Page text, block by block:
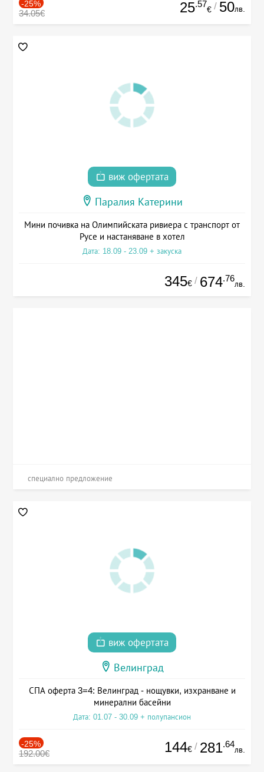
-25%
34.05€ 25.57
€ / 50лв.
виж офертата
Паралия Катерини
Мини почивка на Олимпийската ривиера с транспорт от
Русе и настаняване в хотел
Дата: 18.09 - 23.09 + закуска
345€ / 674.76
лв.
специално предложение
виж офертата
Велинград
СПА оферта 3=4: Велинград - нощувки, изхранване и
минерални басейни
Дата: 01.07 - 30.09 + полупансион
-25%
192.00€ 144€ / 281.64
лв.